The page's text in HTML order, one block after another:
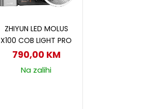
ZHIYUN LED MOLUS
X100 COB LIGHT PRO
790,00 KM
Na zalihi